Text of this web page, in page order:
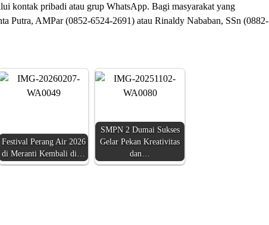
kontak pribadi atau grup WhatsApp. Bagi masyarakat yang
Putra, AMPar (0852-6524-2691) atau Rinaldy Nababan, SSn (0882-
Festival Perang Air 2026
di Meranti Kembali di…
SMPN 2 Dumai Sukses
Gelar Pekan Kreativitas
dan…